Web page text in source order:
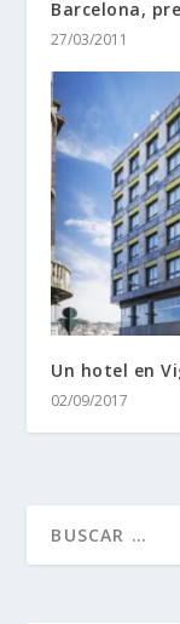
Barcelona,
27/03/2011
Un hotel en
02/09/2017